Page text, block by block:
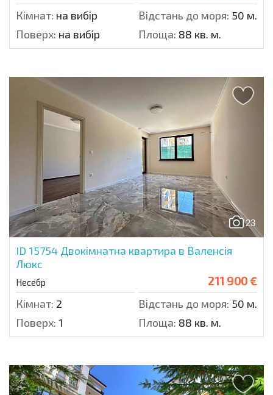
Кімнат: на вибір Відстань до моря: 50 м.
Поверх: на вибір Площа: 88 кв. м.
23
ID 15754 Двокімнатна квартира в Валенсія
Люкс
Несебр 211 900 €
Кімнат: 2 Відстань до моря: 50 м.
Поверх: 1 Площа: 88 кв. м.